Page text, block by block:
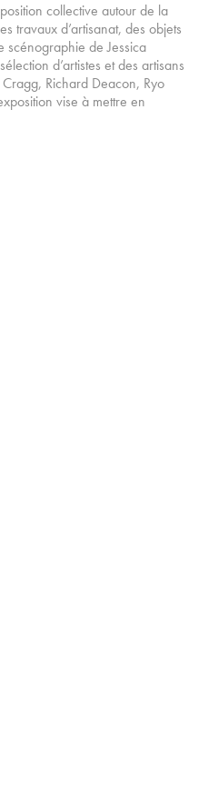
collective autour de la
travaux d’artisanat, des objets
scénographie de Jessica
d’artistes et des artisans
Richard Deacon, Ryo
vise à mettre en